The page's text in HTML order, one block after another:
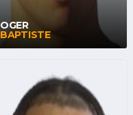
OGER
BAPTISTE